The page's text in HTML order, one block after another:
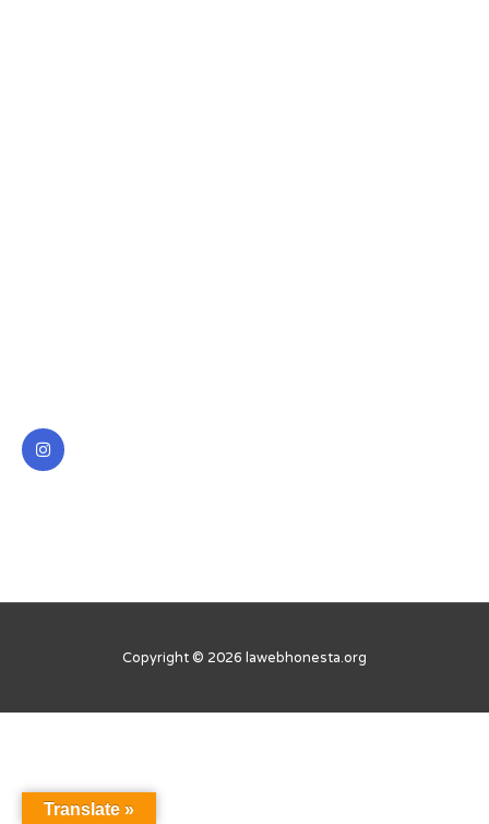
I
n
s
Copyright © 2026 lawebhonesta.org
Translate »